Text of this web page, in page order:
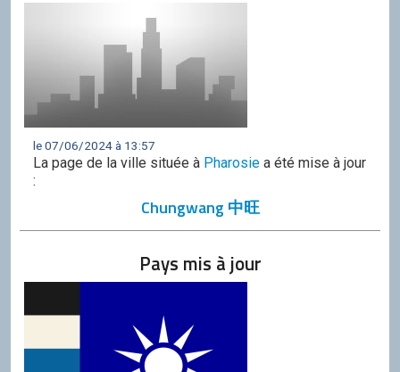
le 07/06/2024 à 13:57
La page de la ville située à Pharosie a été mise à jour
:
Chungwang 中旺
Pays mis à jour